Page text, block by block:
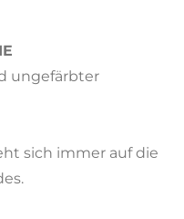
ungefärbter
sich immer auf die